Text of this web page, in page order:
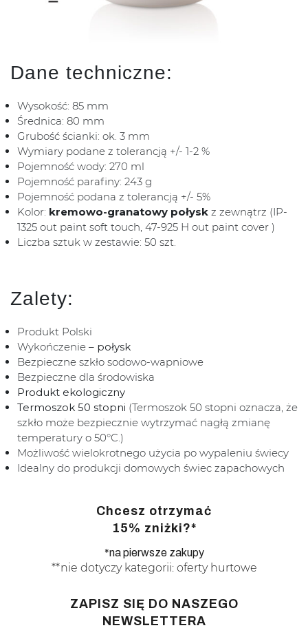
Dane techniczne:
Wysokość: 85 mm
Średnica: 80 mm
Grubość ścianki: ok. 3 mm
Wymiary podane z tolerancją +/- 1-2 %
Pojemność wody: 270 ml
Pojemność parafiny: 243 g
Pojemność podana z tolerancją +/- 5%
Kolor: kremowo-granatowy połysk z zewnątrz (IP-
1325 out paint soft touch, 47-925 H out paint cover )
Liczba sztuk w zestawie: 50 szt.
Zalety:
Produkt Polski
Wykończenie – połysk
Bezpieczne szkło sodowo-wapniowe
Bezpieczne dla środowiska
Produkt ekologiczny
Termoszok 50 stopni (Termoszok 50 stopni oznacza, że
szkło może bezpiecznie wytrzymać nagłą zmianę
temperatury o 50°C.)
Możliwość wielokrotnego użycia po wypaleniu świecy
Idealny do produkcji domowych świec zapachowych
Chcesz otrzymać
15% zniżki?*
*na pierwsze zakupy
**nie dotyczy kategorii: oferty hurtowe
ZAPISZ SIĘ DO NASZEGO
NEWSLETTERA